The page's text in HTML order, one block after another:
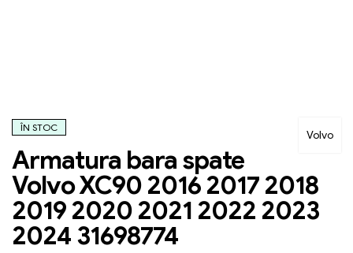
Volvo
ÎN STOC
Armatura bara spate
Volvo XC90 2016 2017 2018
2019 2020 2021 2022 2023
2024 31698774